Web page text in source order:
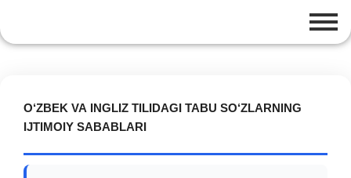
O‘ZBEK VA INGLIZ TILIDAGI TABU SO‘ZLARNING
IJTIMOIY SABABLARI